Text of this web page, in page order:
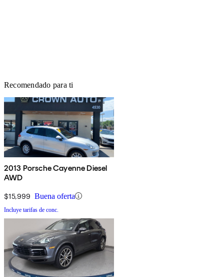
Recomendado para ti
2013 Porsche Cayenne Diesel
AWD
$15,999 Buena oferta
Incluye tarifas de conc.